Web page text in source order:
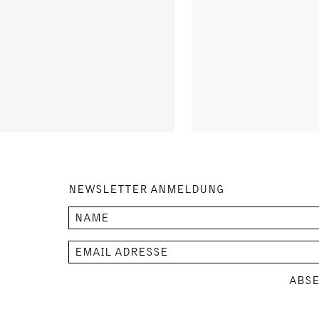
NEWSLETTER ANMELDUNG